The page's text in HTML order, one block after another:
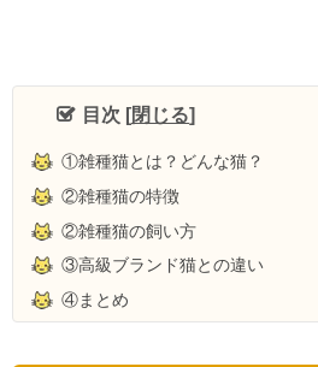
目次 [閉じる]
①雑種猫とは？どんな猫？
②雑種猫の特徴
②雑種猫の飼い方
③高級ブランド猫との違い
④まとめ